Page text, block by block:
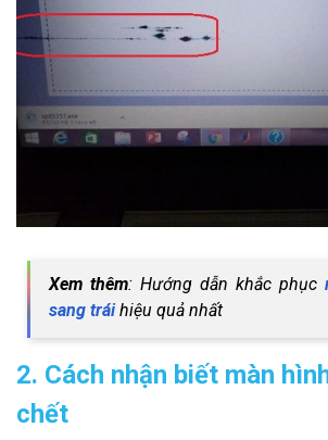
Xem thêm: Hướng dẫn khắc phục
sang tráihiệu quả nhất
2. Cách nhận biết màn
chết